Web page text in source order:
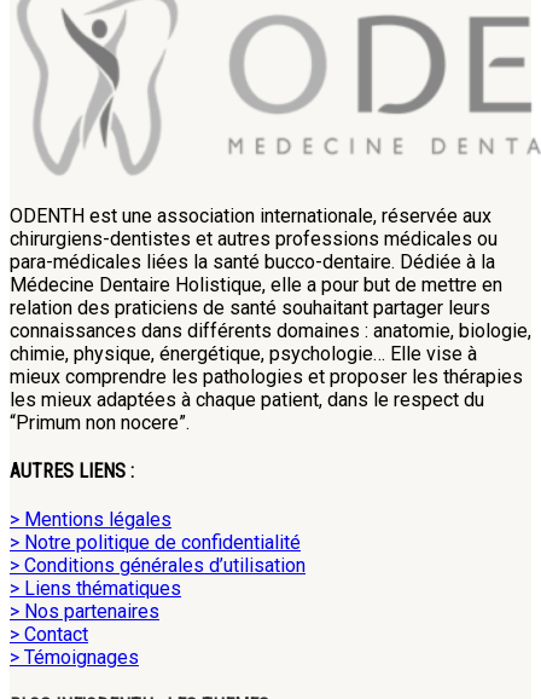
ODENTH est une association internationale, réservée aux
chirurgiens-dentistes et autres professions médicales ou
para-médicales liées la santé bucco-dentaire. Dédiée à la
Médecine Dentaire Holistique, elle a pour but de mettre en
relation des praticiens de santé souhaitant partager leurs
connaissances dans différents domaines : anatomie, biologie,
chimie, physique, énergétique, psychologie… Elle vise à
mieux comprendre les pathologies et proposer les thérapies
les mieux adaptées à chaque patient, dans le respect du
“Primum non nocere”.
AUTRES LIENS :
> Mentions légales
> Notre politique de confidentialité
> Conditions générales d’utilisation
> Liens thématiques
> Nos partenaires
> Contact
> Témoignages